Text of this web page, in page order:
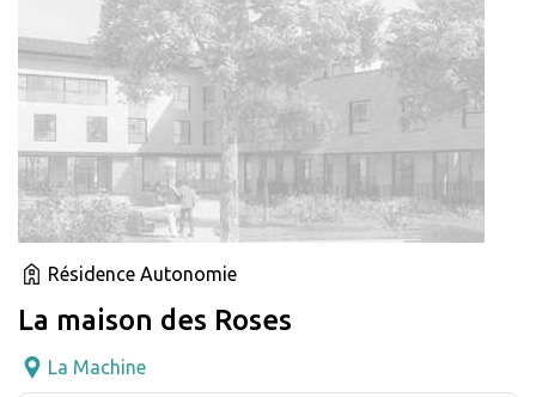
Résidence Autonomie
La maison des Roses
La Machine